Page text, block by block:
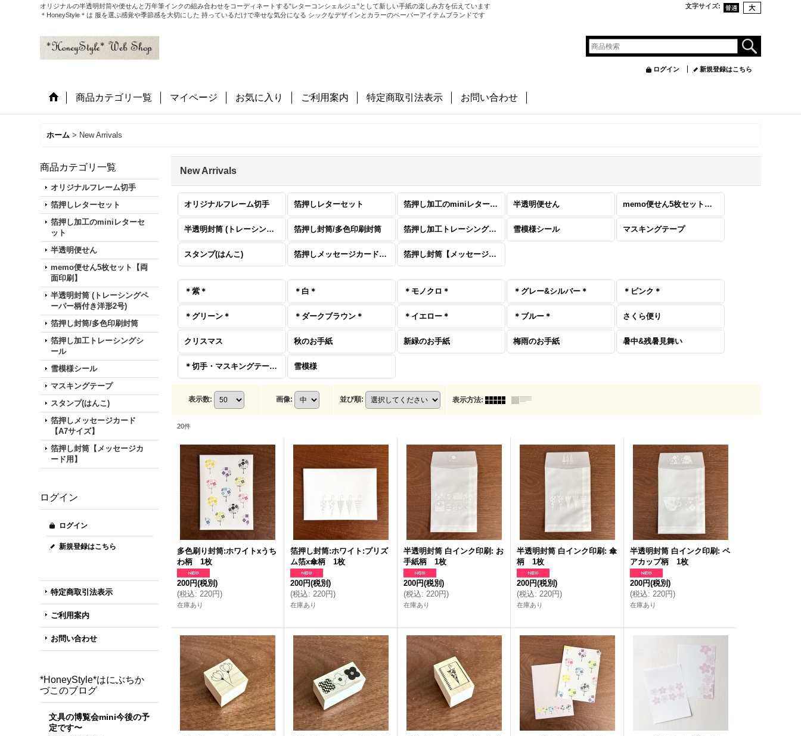
オリジナルの半透明封筒や便せんと万年筆インクの組み合わせをコーディネートする"レターコンシェルジュ"として新しい手紙の楽しみ方を伝えています
＊HoneyStyle＊は 服を選ぶ感覚や季節感を大切にした 持っているだけで幸せな気分になる シックなデザインとカラーのペーパーアイテムブランドです
文字サイズ:
ログイン 新規登録はこちら
商品カテゴリ一覧 マイページ お気に入り ご利用案内 特定商取引法表示 お問い合わせ
ホーム > New Arrivals
商品カテゴリ一覧
オリジナルフレーム切手
箔押しレターセット
箔押し加工のminiレターセ
ット
半透明便せん
memo便せん5枚セット【両
面印刷】
半透明封筒 (トレーシングペ
ーパー柄付き洋形2号)
箔押し封筒/多色印刷封筒
箔押し加工トレーシングシ
ール
雪模様シール
マスキングテープ
スタンプ(はんこ)
箔押しメッセージカード
【A7サイズ】
箔押し封筒【メッセージカ
ード用】
ログイン
ログイン
新規登録はこちら
特定商取引法表示
ご利用案内
お問い合わせ
*HoneyStyle*はにぶちか
づこのブログ
文具の博覧会mini今後の予
定です〜
New Arrivals
オリジナルフレーム切手 箔押しレターセット 箔押し加工のminiレターセット 半透明便せん memo便せん5枚セット【両面印刷】
半透明封筒 (トレーシングペーパー柄付き洋形2号) 箔押し封筒/多色印刷封筒 箔押し加工トレーシングシール 雪模様シール マスキングテープ
スタンプ(はんこ) 箔押しメッセージカード【A7サイズ】 箔押し封筒【メッセージカード用】
＊紫＊ ＊白＊ ＊モノクロ＊ ＊グレー&シルバー＊ ＊ピンク＊
＊グリーン＊ ＊ダークブラウン＊ ＊イエロー＊ ＊ブルー＊ さくら便り
クリスマス 秋のお手紙 新緑のお手紙 梅雨のお手紙 暑中&残暑見舞い
＊切手・マスキングテープ・うちわレター＊ 雪模様
表示数: 画像: 並び順: 表示方法:
20件
多色刷り封筒:ホワイトxうち
わ柄 1枚
200円(税別)
(税込: 220円)
在庫あり
箔押し封筒:ホワイト:プリズ
ム箔x傘柄 1枚
200円(税別)
(税込: 220円)
在庫あり
半透明封筒 白インク印刷: お
手紙柄 1枚
200円(税別)
(税込: 220円)
在庫あり
半透明封筒 白インク印刷: 傘
柄 1枚
200円(税別)
(税込: 220円)
在庫あり
半透明封筒 白インク印刷: ペ
アカップ柄 1枚
200円(税別)
(税込: 220円)
在庫あり